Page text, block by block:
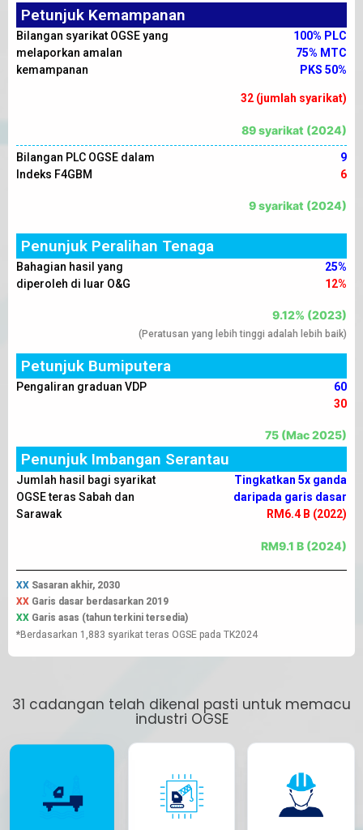
Petunjuk Kemampanan
Bilangan syarikat OGSE yang
melaporkan amalan
kemampanan
100% PLC
75% MTC
PKS 50%
32 (jumlah syarikat)
89 syarikat (2024)
Bilangan PLC OGSE dalam
Indeks F4GBM
9
6
9 syarikat (2024)
Penunjuk Peralihan Tenaga
Bahagian hasil yang
diperoleh di luar O&G
25%
12%
9.12% (2023)
(Peratusan yang lebih tinggi adalah lebih baik)
Petunjuk Bumiputera
Pengaliran graduan VDP
60
30
75 (Mac 2025)
Penunjuk Imbangan Serantau
Jumlah hasil bagi syarikat
OGSE teras Sabah dan
Sarawak
Tingkatkan 5x ganda
daripada garis dasar
RM6.4 B (2022)
RM9.1 B (2024)
XX Sasaran akhir, 2030
XX Garis dasar berdasarkan 2019
XX Garis asas (tahun terkini tersedia)
*Berdasarkan 1,883 syarikat teras OGSE pada TK2024
31 cadangan telah dikenal pasti untuk memacu
industri OGSE